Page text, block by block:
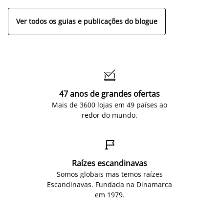
Ver todos os guias e publicações do blogue

47 anos de grandes ofertas
Mais de 3600 lojas em 49 países ao
redor do mundo.

Raízes escandinavas
Somos globais mas temos raízes
Escandinavas. Fundada na Dinamarca
em 1979.